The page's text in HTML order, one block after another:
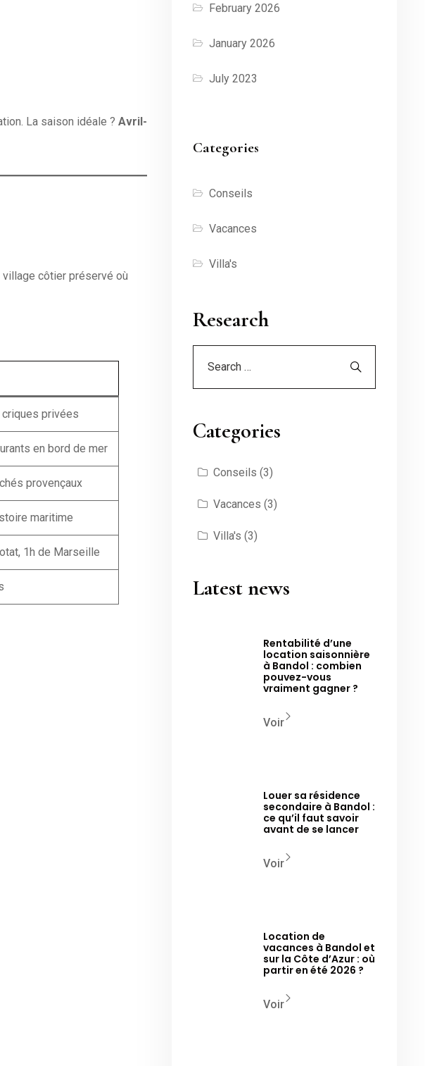
La saison idéale ? Avril-
village côtier préservé où
privées
en bord de mer
provençaux
maritime
1h de Marseille
February 2026
January 2026
July 2023
Categories
Conseils
Vacances
Villa's
Research
Categories
Conseils (3)
Vacances (3)
Villa's (3)
Latest news
Rentabilité d’une
location saisonnière
à Bandol : combien
pouvez-vous
vraiment gagner ?
Voir
Louer sa résidence
secondaire à Bandol :
ce qu’il faut savoir
avant de se lancer
Voir
Location de
vacances à Bandol et
sur la Côte d’Azur : où
partir en été 2026 ?
Voir